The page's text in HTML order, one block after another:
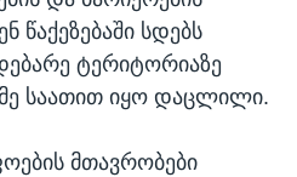
წაქეზებაში სდებს
ტერიტორიაზე
საათით იყო დაცლილი.
მთავრობები